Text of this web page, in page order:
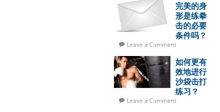
完美的身
形是练拳
击的必要
条件吗？
Leave a Comment
如何更有
效地进行
沙袋击打
练习？
Leave a Comment